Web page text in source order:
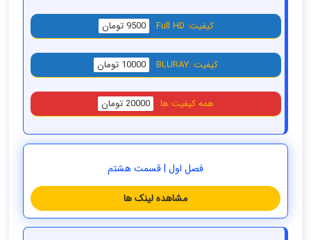
کیفیت: Full HD 9500 تومان
کیفیت :BLURAY 10000 تومان
همه کیفیت ها 20000 تومان
فصل اول | قسمت هشتم
مشاهده لینک ها